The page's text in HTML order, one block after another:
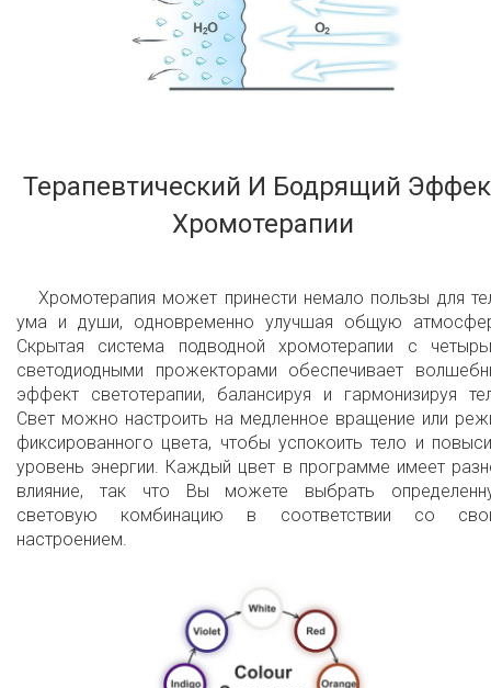
Терапевтический И Бодрящий
Хромотерапии
Хромотерапия может принести немало пользы для
ума и души, одновременно улучшая общую
Скрытая система подводной хромотерапии с
светодиодными прожекторами обеспечивает
эффект светотерапии, балансируя и гармонизируя
Свет можно настроить на медленное вращение или
фиксированного цвета, чтобы успокоить тело и
уровень энергии. Каждый цвет в программе имеет
влияние, так что Вы можете выбрать
световую комбинацию в соответствии со
настроением.